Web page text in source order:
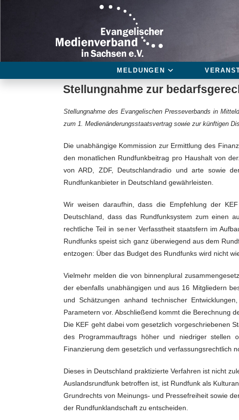
MELDUNGEN
Stellungnahme zur
Stellungnahme des Evangelischen Presseverbands in
zum 1. Medienänderungsstaatsvertrag sowie zur künftigen
Die unabhängige Kommission zur Ermittlung des
den monatlichen Rundfunkbeitrag pro Haushalt von
von ARD, ZDF, Deutschlandradio und arte sowie
Rundfunkanbieter in Deutschland gewährleisten.
Wir weisen daraufhin, dass die Empfehlung der
Deutschland, dass das Rundfunksystem zum einen
rechtliche Teil in seiner Verfasstheit staatsfern im
Rundfunks speist sich ganz überwiegend aus dem
entzogen: Über das Budget des Rundfunks wird nicht
Vielmehr melden die von binnenplural
der ebenfalls unabhängigen und aus 16 Mitgliedern
und Schätzungen anhand technischer
Parametern vor. Abschließend kommt die Berechnung
Die KEF geht dabei vom gesetzlich vorgeschriebenen
des Programmauftrags höher und niedriger stellen
Finanzierung dem gesetzlich und verfassungsrechtlich
Dieses in Deutschland praktizierte Verfahren ist nicht
Auslandsrundfunk betroffen ist, ist Rundfunk als
Grundrechts von Meinungs- und Pressefreiheit sowie
der Rundfunklandschaft zu entscheiden.